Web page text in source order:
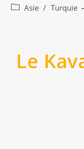
Asie / Turquie
Le